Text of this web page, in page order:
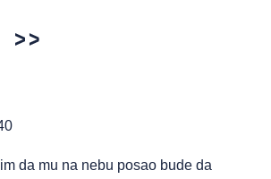
da mu na nebu posao bude da